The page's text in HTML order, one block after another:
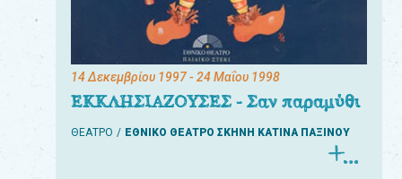
14 Δεκεμβρίου 1997- 24 Μαΐου 1998
ΕΚΚΛΗΣΙΑΖΟΥΣΕΣ - Σαν παραμύθι
ΘΕΑΤΡΟ ΕΘΝΙΚΟ ΘΕΑΤΡΟ ΣΚΗΝΗ ΚΑΤΙΝΑ ΠΑΞΙΝΟΥ